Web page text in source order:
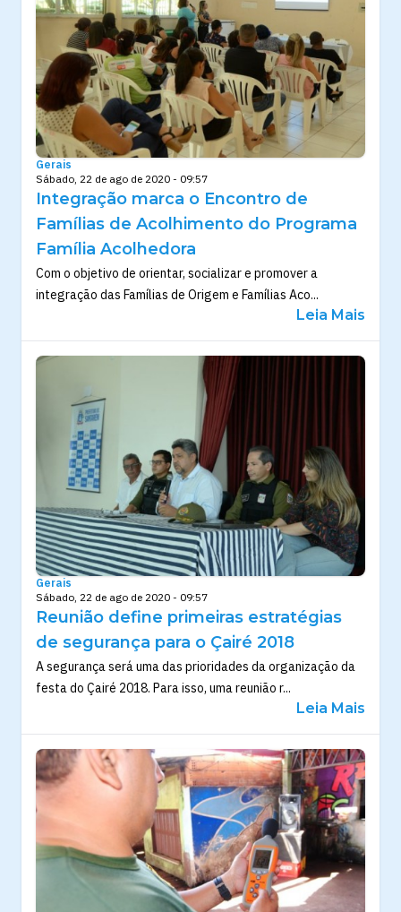
Gerais
Sábado, 22 de ago de 2020 - 09:57
Integração marca o Encontro de
Famílias de Acolhimento do Programa
Família Acolhedora
Com o objetivo de orientar, socializar e promover a
integração das Famílias de Origem e Famílias Aco...
Leia Mais
Gerais
Sábado, 22 de ago de 2020 - 09:57
Reunião define primeiras estratégias
de segurança para o Çairé 2018
A segurança será uma das prioridades da organização da
festa do Çairé 2018. Para isso, uma reunião r...
Leia Mais